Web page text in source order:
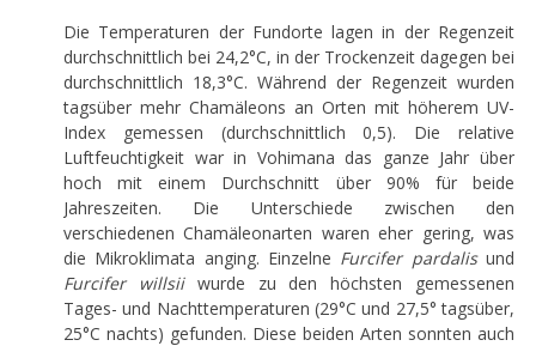
Die Temperaturen der Fundorte lagen in der Regenzeit
durchschnittlich bei 24,2°C, in der Trockenzeit dagegen bei
durchschnittlich 18,3°C. Während der Regenzeit wurden
tagsüber mehr Chamäleons an Orten mit höherem UV-
Index gemessen (durchschnittlich 0,5). Die relative
Luftfeuchtigkeit war in Vohimana das ganze Jahr über
hoch mit einem Durchschnitt über 90% für beide
Jahreszeiten. Die Unterschiede zwischen den
verschiedenen Chamäleonarten waren eher gering, was
die Mikroklimata anging. Einzelne Furcifer pardalisund
Furcifer willsiiwurde zu den höchsten gemessenen
Tages- und Nachttemperaturen (29°C und 27,5° tagsüber,
25°C nachts) gefunden. Diese beiden Arten sonnten auch